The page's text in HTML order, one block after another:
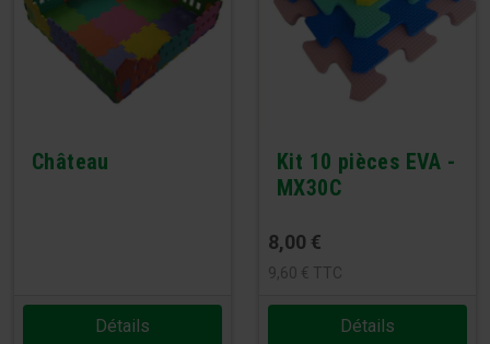
Château
Détails
Kit 10 pièces EVA -
MX30C
8,00 €
9,60 € TTC
Détails